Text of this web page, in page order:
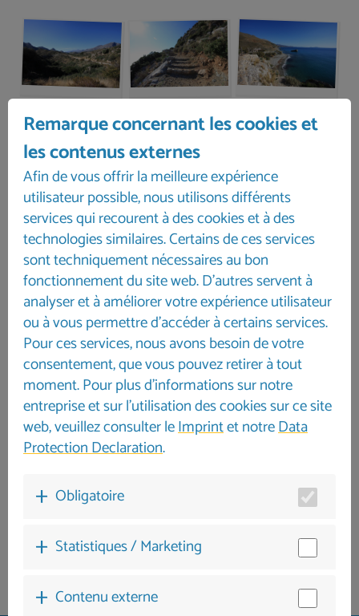
Remarque concernant les cookies et
les contenus externes
Afin de vous offrir la meilleure expérience
utilisateur possible, nous utilisons différents
services qui recourent à des cookies et à des
technologies similaires. Certains de ces services
sont techniquement nécessaires au bon
fonctionnement du site web. D'autres servent à
analyser et à améliorer votre expérience utilisateur
ou à vous permettre d'accéder à certains services.
Pour ces services, nous avons besoin de votre
consentement, que vous pouvez retirer à tout
moment. Pour plus d'informations sur notre
entreprise et sur l'utilisation des cookies sur ce site
web, veuillez consulter leImprintet notreData
Protection Declaration.
Obligatoire
Statistiques / Marketing
Contenu externe